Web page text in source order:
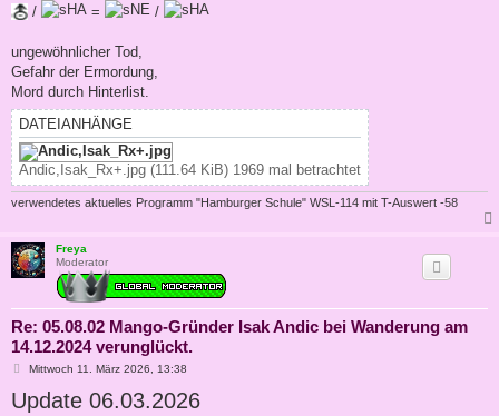
/ = /
ungewöhnlicher Tod,
Gefahr der Ermordung,
Mord durch Hinterlist.
DATEIANHÄNGE
Andic,Isak_Rx+.jpg (111.64 KiB) 1969 mal betrachtet
verwendetes aktuelles Programm "Hamburger Schule" WSL-114 mit T-Auswert -58
Freya
Moderator
Re: 05.08.02 Mango-Gründer Isak Andic bei Wanderung am
14.12.2024 verunglückt.
B
i
t
Mittwoch 11. März 2026, 13:38
Update 06.03.2026